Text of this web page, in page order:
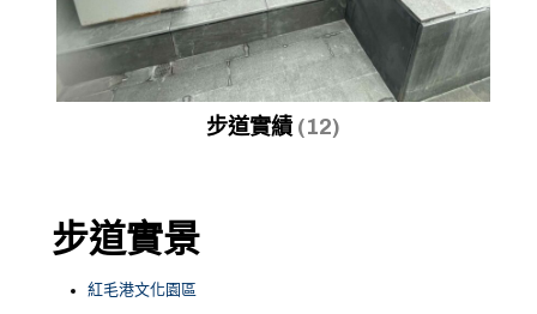
步道實績 (12)
步道實景
紅毛港文化園區